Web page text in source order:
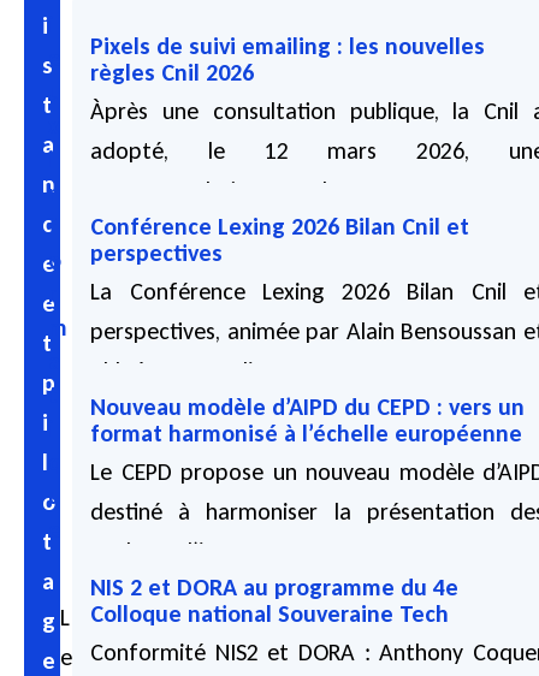
i
s
t
a
n
c
e
e
t
p
i
l
o
t
a
g
e
e
i
n
f
o
r
m
a
t
u
L
e
Pixels de suivi emailing : les nouvelles
règles Cnil 2026
Àprès une consultation publique, la Cnil
adopté, le 12 mars 2026,
recommandation encadrant...
05 08 2026
Conférence Lexing 2026 Bilan Cnil et
perspectives
La Conférence Lexing 2026 Bilan Cnil
perspectives, animée par Alain Bensoussan
Chloé Torres, a lieu...
03 08 2026
Nouveau modèle d’AIPD du CEPD : vers un
format harmonisé à l’échelle européenne
Le CEPD propose un nouveau modèle
destiné à harmoniser la présentation
analyses d’impact...
03 08 2026
NIS 2 et DORA au programme du 4e
Colloque national Souveraine Tech
Conformité NIS2 et DORA : Anthony